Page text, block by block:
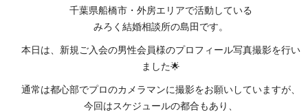
千葉県船橋市・外房エリアで活動している
みろく結婚相談所の島田です。
本日は、新規ご入会の男性会員様のプロフィール写真撮影を行い
ました🌟
通常は都心部でプロのカメラマンに撮影をお願いしていますが、
今回はスケジュールの都合もあり、